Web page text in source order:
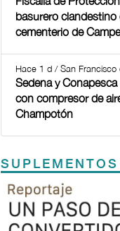
basurero clandestino
cementerio de
Hace 1 d / San Francisco
Sedena y
con compresor de
Champotón
SUPLEMENTOS